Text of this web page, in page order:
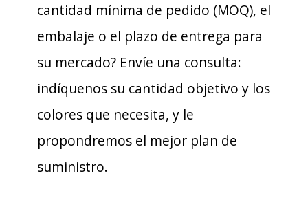
cantidad mínima de pedido (MOQ), el
embalaje o el plazo de entrega para
su mercado? Envíe una consulta:
indíquenos su cantidad objetivo y los
colores que necesita, y le
propondremos el mejor plan de
suministro.